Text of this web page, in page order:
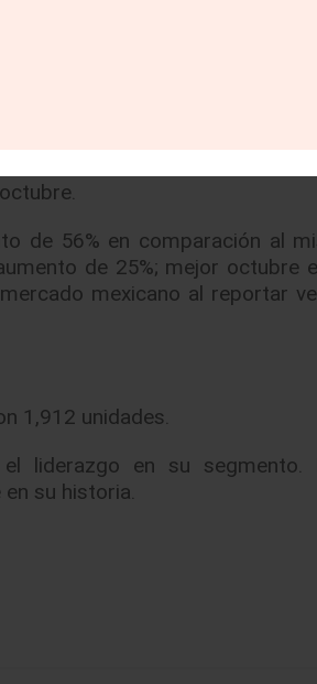
ante medios
estos ayudaron a las ventas
fascia, parrilla y faros
de 56% en comparación al
de 25%; mejor octubre
mexicano al reportar
1,912 unidades.
liderazgo en su segmento.
su historia.